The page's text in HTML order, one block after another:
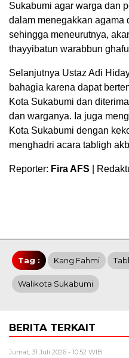
Sukabumi agar warga dan
dalam menegakkan agama
sehingga meneurutnya,
thayyibatun warabbun
Selanjutnya Ustaz Adi
bahagia karena dapat
Kota Sukabumi dan
dan warganya. Ia juga
Kota Sukabumi dengan
menghadri acara tabligh
Reporter: Fira AFS |
Tag : Kang Fahmi
Walikota Sukabumi
BERITA TERKAIT
Jumat, 31 Juli 2026 - 10:52 WIB